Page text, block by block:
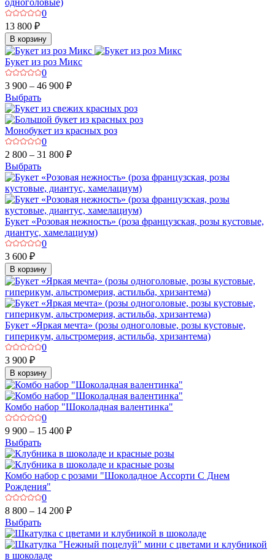
0
13 800 ₽
В корзину
Букет из роз Микс
0
3 900 – 46 900 ₽
Выбрать
Монобукет из красных роз
0
2 800 – 31 800 ₽
Выбрать
Букет «Розовая нежность» (роза французская, розы кустовые,
диантус, хамелациум)
0
3 600 ₽
В корзину
Букет «Яркая мечта» (розы одноголовые, розы кустовые,
гиперикум, альстромерия, астильба, хризантема)
0
3 900 ₽
В корзину
Комбо набор "Шоколадная валентинка"
0
9 900 – 15 400 ₽
Выбрать
Комбо набор с розами "Шоколадное Ассорти С Днем
Рождения"
0
8 800 – 14 200 ₽
Выбрать